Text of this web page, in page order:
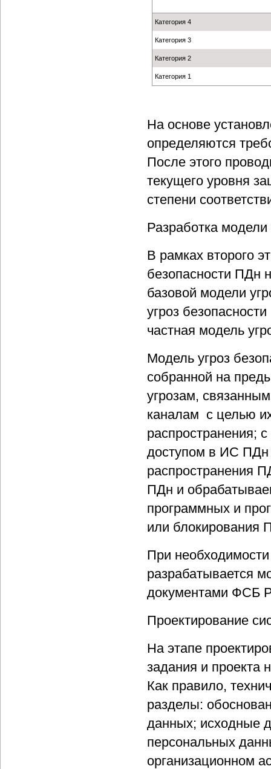
Категория 4
Категория 3
Категория 2
Категория 1
На основе
определяются
После этого
текущего уровня
степени
Разработка
В рамках второго
безопасности ПДн
базовой модели
угроз
частная модель
Модель угроз
собранной на
угрозам,
каналам с целью
распространения;
доступом в ИС ПДн
распространения
ПДн и
программных и
или блокирования
При
разрабатывается
документами ФСБ
Проектирование
На этапе
задания и проекта
Как правило,
разделы:
данных; исходные
персональных
организационном